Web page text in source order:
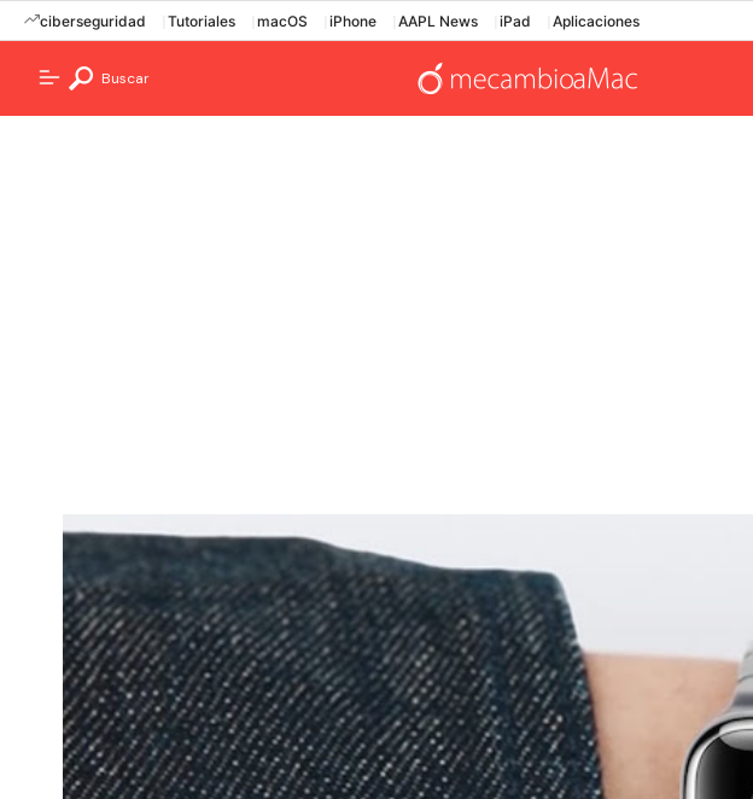
ciberseguridad Tutoriales macOS iPhone AAPL News iPad Aplicaciones
Buscar